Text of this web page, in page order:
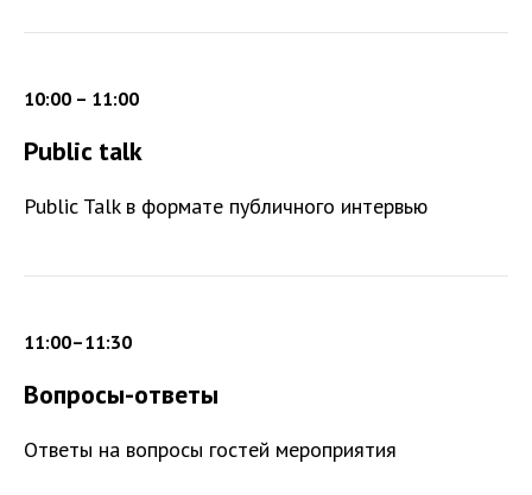
10:00 – 11:00
Public talk
Public Talk в формате публичного интервью
11:00–11:30
Вопросы-ответы
Ответы на вопросы гостей мероприятия